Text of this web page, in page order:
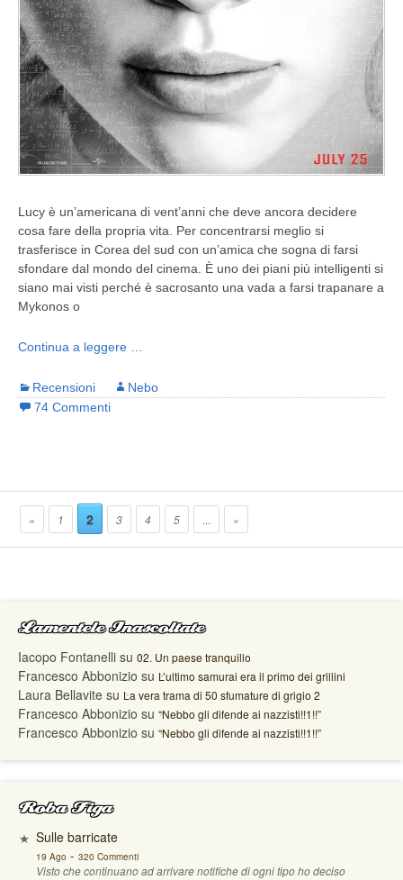
Lucy è un’americana di vent’anni che deve ancora decidere
cosa fare della propria vita. Per concentrarsi meglio si
trasferisce in Corea del sud con un’amica che sogna di farsi
sfondare dal mondo del cinema. È uno dei piani più intelligenti si
siano mai visti perché è sacrosanto una vada a farsi trapanare a
Mykonos o
Continua a leggere …
Recensioni
Nebo
74 Commenti
« 1 2 3 4 5 ... »
Lamentele Inascoltate
Iacopo Fontanelli su 02. Un paese tranquillo
Francesco Abbonizio su L’ultimo samurai era il primo dei grillini
Laura Bellavite su La vera trama di 50 sfumature di grigio 2
Francesco Abbonizio su “Nebbo gli difende ai nazzisti!!1!!”
Francesco Abbonizio su “Nebbo gli difende ai nazzisti!!1!!”
Roba Figa
Sulle barricate
19 Ago - 320 Commenti
Visto che continuano ad arrivare notifiche di ogni tipo ho deciso